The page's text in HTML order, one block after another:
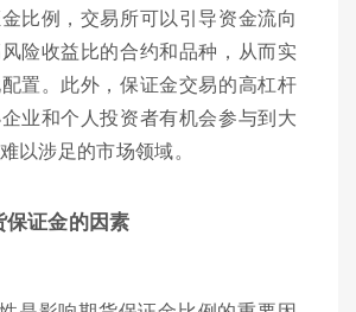
比例，交易所可以引导资金流向
险收益比的合约和品种，从而实
置。此外，保证金交易的高杠杆
业和个人投资者有机会参与到大
以涉足的市场领域。
证金的因素